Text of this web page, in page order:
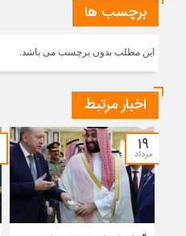
برچسب ها
این مطلب بدون برچسب می باشد.
اخبار مرتبط
۱۹
مرداد